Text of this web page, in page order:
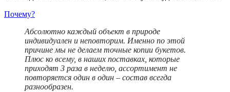
Почему?
Абсолютно каждый объект в природе
индивидуален и неповторим. Именно по этой
причине мы не делаем точные копии букетов.
Плюс ко всему, в наших поставках, которые
приходят 3 раза в неделю, ассортимент не
повторяется один в один – состав всегда
разнообразен.